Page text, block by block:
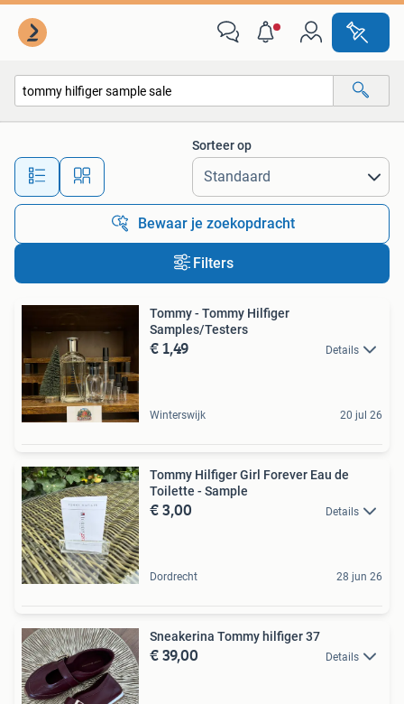
Alle afstanden…
Sorteer op
Bewaar je zoekopdracht
Filters
Tommy - Tommy Hilfiger
Samples/Testers
€ 1,49 Details
Winterswijk 20 jul 26
Tommy Hilfiger Girl Forever Eau de
Toilette - Sample
€ 3,00 Details
Dordrecht 28 jun 26
Sneakerina Tommy hilfiger 37
€ 39,00 Details